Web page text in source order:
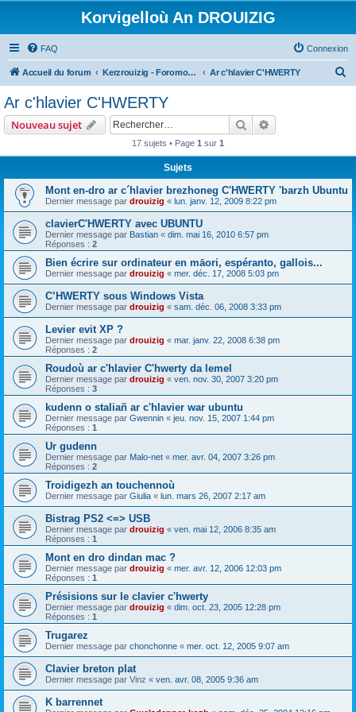
Korvigelloù An DROUIZIG
FAQ Connexion
Accueil du forum Kerzrouizig - Foromoù An Drouizig Ar c'hlavier C'HWERTY
Ar c'hlavier C'HWERTY
Nouveau sujet Rechercher
17 sujets • Page 1 sur 1
Sujets
Mont en-dro ar c´hlavier brezhoneg C'HWERTY 'barzh Ubuntu
Dernier message par drouizig « lun. janv. 12, 2009 8:22 pm
clavierC'HWERTY avec UBUNTU
Dernier message par Bastian « dim. mai 16, 2010 6:57 pm
Réponses : 2
Bien écrire sur ordinateur en māori, espéranto, gallois...
Dernier message par drouizig « mer. déc. 17, 2008 5:03 pm
C’HWERTY sous Windows Vista
Dernier message par drouizig « sam. déc. 06, 2008 3:33 pm
Levier evit XP ?
Dernier message par drouizig « mar. janv. 22, 2008 6:38 pm
Réponses : 2
Roudoù ar c'hlavier C'hwerty da lemel
Dernier message par drouizig « ven. nov. 30, 2007 3:20 pm
Réponses : 3
kudenn o staliañ ar c'hlavier war ubuntu
Dernier message par Gwennin « jeu. nov. 15, 2007 1:44 pm
Réponses : 1
Ur gudenn
Dernier message par Malo-net « mer. avr. 04, 2007 3:26 pm
Réponses : 2
Troidigezh an touchennoù
Dernier message par Giulia « lun. mars 26, 2007 2:17 am
Bistrag PS2 <=> USB
Dernier message par drouizig « ven. mai 12, 2006 8:35 am
Réponses : 1
Mont en dro dindan mac ?
Dernier message par drouizig « mer. avr. 12, 2006 12:03 pm
Réponses : 1
Présisions sur le clavier c'hwerty
Dernier message par drouizig « dim. oct. 23, 2005 12:28 pm
Réponses : 1
Trugarez
Dernier message par chonchonne « mer. oct. 12, 2005 9:07 am
Clavier breton plat
Dernier message par Vinz « ven. avr. 08, 2005 9:36 am
K barrennet